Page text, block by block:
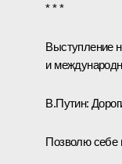
* * *
Выступление
и
В.Путин:
Позволю себе